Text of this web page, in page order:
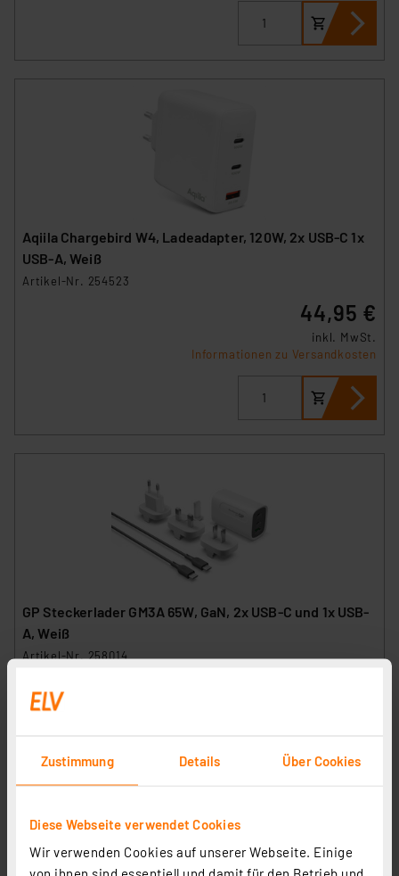
Zustimmung Details Über Cookies
Diese Webseite verwendet Cookies
Wir verwenden Cookies auf unserer Webseite. Einige
Aqiila Chargebird W4, Ladeadapter, 120W, 2x USB-C 1x
USB-A, Weiß
Artikel-Nr. 254523
44,95 €
inkl. MwSt.
Informationen zu Versandkosten
GP Steckerlader GM3A 65W, GaN, 2x USB-C und 1x USB-
A, Weiß
Artikel-Nr. 258014